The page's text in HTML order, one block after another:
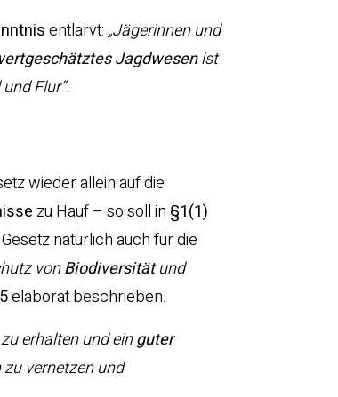
entlarvt:„Jägerinnen und
Jagdwesenist
Flur“.
wieder allein auf die
zu Hauf – so soll in §1(1)
natürlich auch für die
vonBiodiversitätund
elaborat beschrieben.
erhalten und einguter
vernetzen und